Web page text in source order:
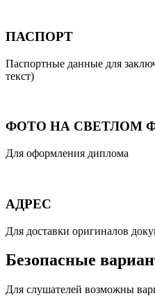
ПАСПОРТ
Паспортные данные для
текст)
ФОТО НА СВЕТЛОМ
Для оформления диплома
АДРЕС
Для доставки оригиналов
Безопасные
Для слушателей возможны